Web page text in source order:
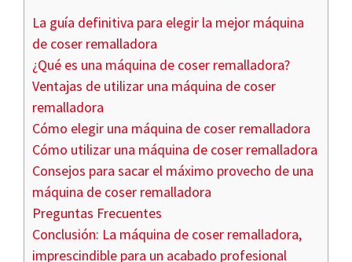
La guía definitiva para elegir la mejor máquina
de coser remalladora
¿Qué es una máquina de coser remalladora?
Ventajas de utilizar una máquina de coser
remalladora
Cómo elegir una máquina de coser remalladora
Cómo utilizar una máquina de coser remalladora
Consejos para sacar el máximo provecho de una
máquina de coser remalladora
Preguntas Frecuentes
Conclusión: La máquina de coser remalladora,
imprescindible para un acabado profesional